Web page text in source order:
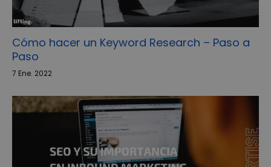
Cómo hacer un Keyword Research – Paso a
Paso
7 Ene. 2022